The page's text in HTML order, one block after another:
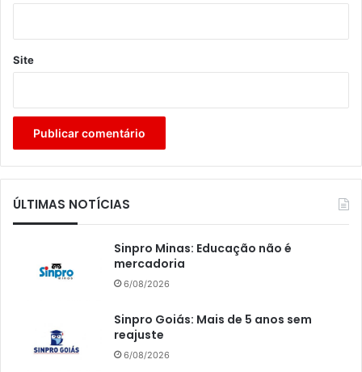
Site
ÚLTIMAS NOTÍCIAS
Sinpro Minas: Educação não é
mercadoria
6/08/2026
Sinpro Goiás: Mais de 5 anos sem
reajuste
6/08/2026